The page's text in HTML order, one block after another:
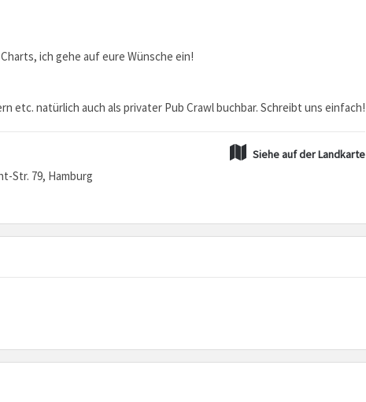
ich gehe auf eure Wünsche ein!
etc. natürlich auch als privater Pub Crawl buchbar. Schreibt uns einfach!
Siehe auf der Landkarte
Str. 79, Hamburg